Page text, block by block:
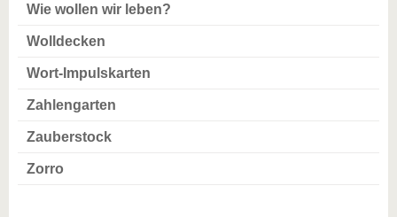
Wie wollen wir leben?
Wolldecken
Wort-Impulskarten
Zahlengarten
Zauberstock
Zorro